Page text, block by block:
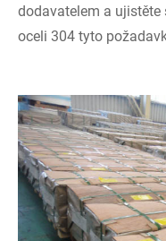
dodavatelem a ujistěte
oceli 304 tyto